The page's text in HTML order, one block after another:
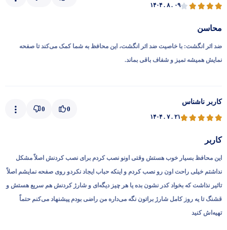
۱۴۰۴ . ۸ . ۰۹
محاسن
ضد اثر انگشت: با خاصیت ضد اثر انگشت، این محافظ به شما کمک می‌کند تا صفحه
نمایش همیشه تمیز و شفاف باقی بماند.
کاربر ناشناس
۱۴۰۴ . ۷ . ۲۱
0
0
کاربر
این محافظ بسیار خوب هستش وقتی اونو نصب کردم برای نصب کردنش اصلاً مشکل
نداشتم خیلی راحت اون رو نصب کردم و اینکه حباب ایجاد نکردو روی صفحه نمایشم اصلاً
تاثیر نذاشت که بخواد کدر نشون بده یا هر چیز دیگه‌ای و شارژ کردنش هم سریع هستش و
قشنگ تا یه روز کامل شارژ براتون نگه می‌داره من راضی بودم پیشنهاد می‌کنم حتماً
تهیه‌اش کنید